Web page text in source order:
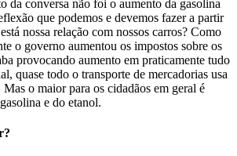
da conversa não foi o aumento da gasolina
que podemos e devemos fazer a partir
nossa relação com nossos carros? Como
o governo aumentou os impostos sobre os
provocando aumento em praticamente tudo
quase todo o transporte de mercadorias usa
o maior para os cidadãos em geral é
e do etanol.